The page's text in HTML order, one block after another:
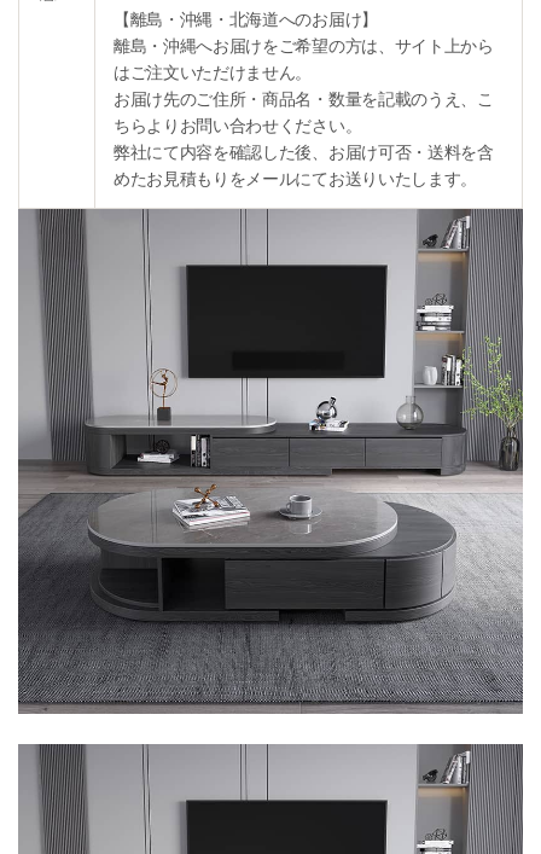
【離島・沖縄・北海道へのお届け】
離島・沖縄へお届けをご希望の方は、サイト上から
はご注文いただけません。
お届け先のご住所・商品名・数量を記載のうえ、こ
ちらよりお問い合わせください。
弊社にて内容を確認した後、お届け可否・送料を含
めたお見積もりをメールにてお送りいたします。